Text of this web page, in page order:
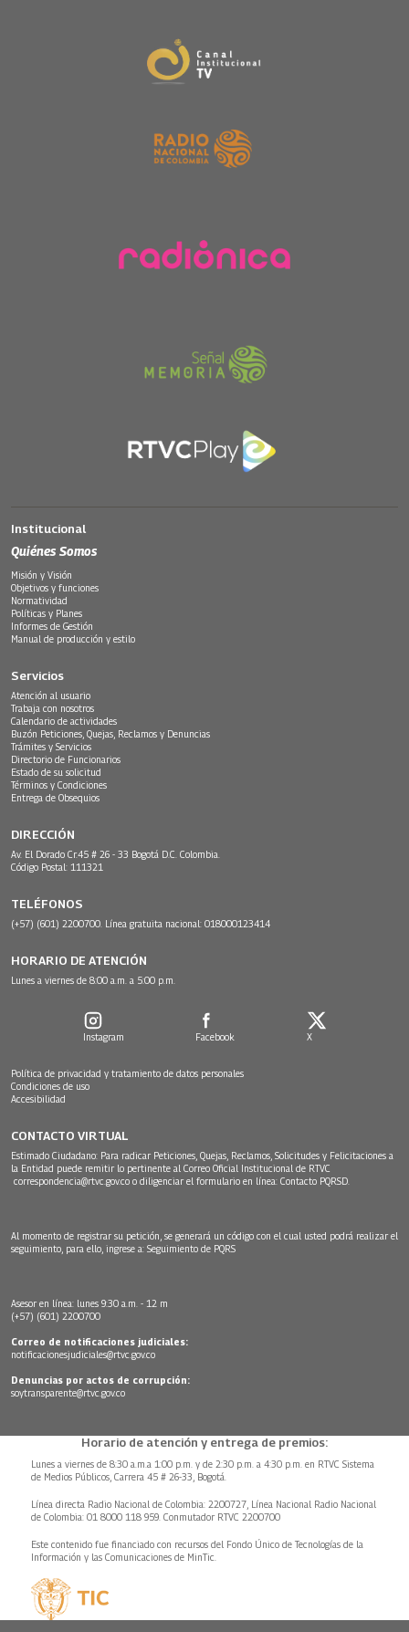
Institucional
Quiénes Somos
Misión y Visión
Objetivos y funciones
Normatividad
Políticas y Planes
Informes de Gestión
Manual de producción y estilo
Servicios
Atención al usuario
Trabaja con nosotros
Calendario de actividades
Buzón Peticiones, Quejas, Reclamos y Denuncias
Trámites y Servicios
Directorio de Funcionarios
Estado de su solicitud
Términos y Condiciones
Entrega de Obsequios
DIRECCIÓN
Av. El Dorado Cr.45 # 26 - 33 Bogotá D.C. Colombia.
Código Postal: 111321
TELÉFONOS
(+57) (601) 2200700. Línea gratuita nacional: 018000123414
HORARIO DE ATENCIÓN
Lunes a viernes de 8:00 a.m. a 5:00 p.m.
Instagram Facebook X
Política de privacidad y tratamiento de datos personales
Condiciones de uso
Accesibilidad
CONTACTO VIRTUAL
Estimado Ciudadano: Para radicar Peticiones, Quejas, Reclamos, Solicitudes y Felicitaciones a
la Entidad puede remitir lo pertinente al Correo Oficial Institucional de RTVC
correspondencia@rtvc.gov.co o diligenciar el formulario en línea: Contacto PQRSD.
Al momento de registrar su petición, se generará un código con el cual usted podrá realizar el
seguimiento, para ello, ingrese a: Seguimiento de PQRS
Asesor en línea: lunes 9:30 a.m. - 12 m
(+57) (601) 2200700
Correo de notificaciones judiciales:
notificacionesjudiciales@rtvc.gov.co
Denuncias por actos de corrupción:
soytransparente@rtvc.gov.co
Horario de atención y entrega de premios:
Lunes a viernes de 8:30 a.m.a 1:00 p.m. y de 2:30 p.m. a 4:30 p.m. en RTVC Sistema
de Medios Públicos, Carrera 45 # 26-33, Bogotá.
Línea directa Radio Nacional de Colombia: 2200727, Línea Nacional Radio Nacional
de Colombia: 01 8000 118 959. Conmutador RTVC 2200700
Este contenido fue financiado con recursos del Fondo Único de Tecnologías de la
Información y las Comunicaciones de MinTic.